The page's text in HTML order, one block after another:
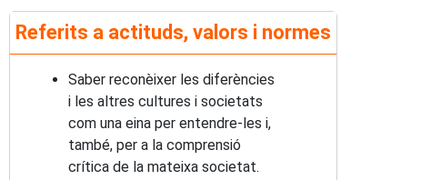
Referits a actituds, valors i normes
Saber reconèixer les diferències
i les altres cultures i societats
com una eina per entendre-les i,
també, per a la comprensió
crítica de la mateixa societat.